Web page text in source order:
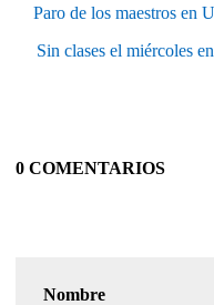
Paro de los maestros en
Sin clases el miércoles
0 COMENTARIOS
Nombre